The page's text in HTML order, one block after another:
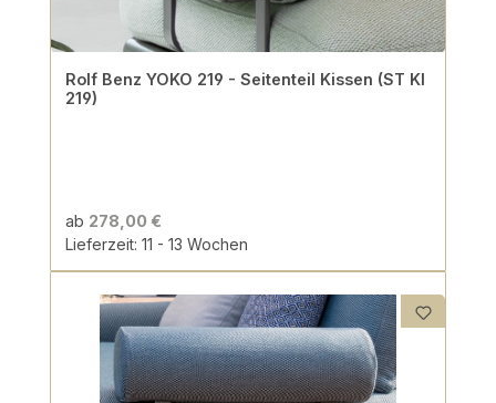
Rolf Benz YOKO 219 - Seitenteil Kissen (ST KI
219)
ab 278,00 €
Lieferzeit: 11 - 13 Wochen